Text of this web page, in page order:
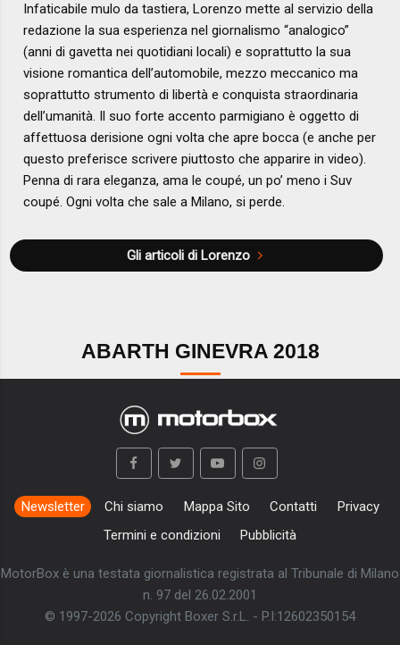
Infaticabile mulo da tastiera, Lorenzo mette al servizio della
redazione la sua esperienza nel giornalismo “analogico”
(anni di gavetta nei quotidiani locali) e soprattutto la sua
visione romantica dell’automobile, mezzo meccanico ma
soprattutto strumento di libertà e conquista straordinaria
dell’umanità. Il suo forte accento parmigiano è oggetto di
affettuosa derisione ogni volta che apre bocca (e anche per
questo preferisce scrivere piuttosto che apparire in video).
Penna di rara eleganza, ama le coupé, un po’ meno i Suv
coupé. Ogni volta che sale a Milano, si perde.
Gli articoli di Lorenzo
ABARTH GINEVRA 2018
Newsletter Chi siamo Mappa Sito Contatti
Privacy
Termini e condizioni
Pubblicità
MotorBox è una testata giornalistica registrata al Tribunale di Milano
n. 97 del 26.02.2001
© 1997-2026 Copyright Boxer S.r.L. - P.I:12602350154